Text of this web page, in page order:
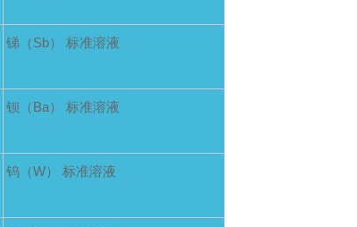
锑（Sb） 标准溶液
钡（Ba） 标准溶液
钨（W） 标准溶液